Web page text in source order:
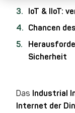
IoT & IIoT:
Chancen
Sicherheit
Das Industrial
Internet der